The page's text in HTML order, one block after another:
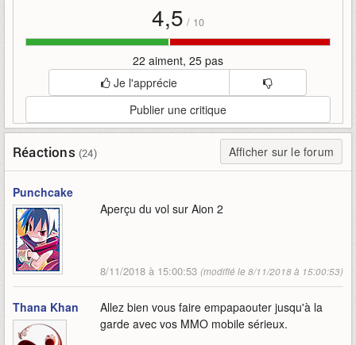
4,5 / 10
22 aiment, 25 pas
Je l'apprécie
Publier une critique
Réactions (24) Afficher sur le forum
Punchcake
Aperçu du vol sur Aion 2
8/11/2018 à 15:00:53 (modifié le 8/11/2018 à 15:00:53)
Thana Khan
Allez bien vous faire empapaouter jusqu'à la
garde avec vos MMO mobile sérieux.